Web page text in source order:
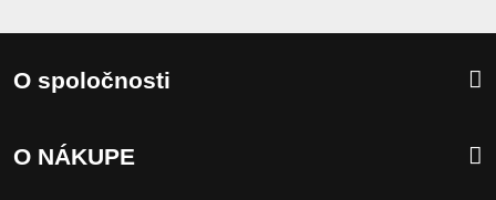
O spoločnosti
O NÁKUPE